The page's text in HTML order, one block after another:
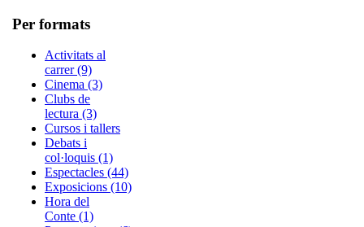
Per formats
Activitats al
carrer (9)
Cinema (3)
Clubs de
lectura (3)
Cursos i tallers
Debats i
col·loquis (1)
Espectacles (44)
Exposicions (10)
Hora del
Conte (1)